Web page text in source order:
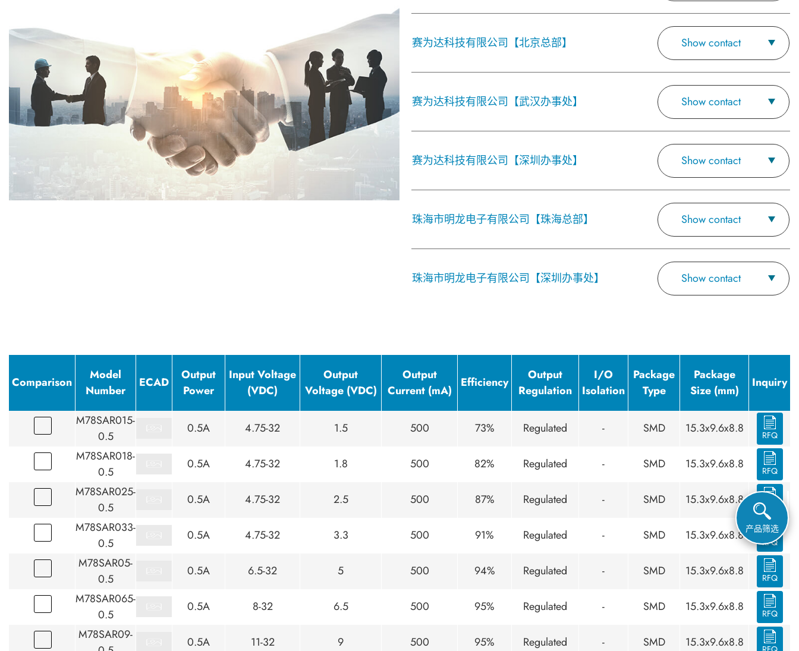
赛为达科技有限公司【北京总部】 Show contact
赛为达科技有限公司【武汉办事处】 Show contact
赛为达科技有限公司【深圳办事处】 Show contact
珠海市明龙电子有限公司【珠海总部】 Show contact
珠海市明龙电子有限公司【深圳办事处】 Show contact
Comparison
Model
Number
ECAD
Output
Power
Input Voltage
(VDC)
Output
Voltage (VDC)
Output
Current (mA)
Efficiency
Output
Regulation
I/O
Isolation
Package
Type
Package
Size (mm)
Inquiry
M78SAR015-
0.5
0.5A 4.75-32 1.5 500 73% Regulated - SMD 15.3x9.6x8.8 RFQ
M78SAR018-
0.5
0.5A 4.75-32 1.8 500 82% Regulated - SMD 15.3x9.6x8.8 RFQ
M78SAR025-
0.5
0.5A 4.75-32 2.5 500 87% Regulated - SMD 15.3x9.6x8.8 RFQ
M78SAR033-
0.5
0.5A 4.75-32 3.3 500 91% Regulated - SMD 15.3x9.6x8.8 RFQ
M78SAR05-
0.5
0.5A 6.5-32 5 500 94% Regulated - SMD 15.3x9.6x8.8 RFQ
M78SAR065-
0.5
0.5A 8-32 6.5 500 95% Regulated - SMD 15.3x9.6x8.8 RFQ
M78SAR09-
0.5A 11-32 9 500 95% Regulated - SMD 15.3x9.6x8.8
产品筛选